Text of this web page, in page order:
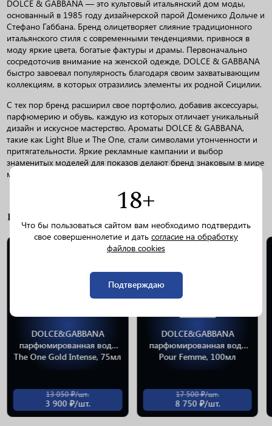
18+
Что бы пользоваться сайтом вам необходимо подтвердить
свое совершеннолетие и дать согласие на обработку
файлов cookies
Подтверждаю
DOLCE & GABBANA — это культовый итальянский дом моды,
основанный в 1985 году дизайнерской парой Доменико Дольче и
Стефано Габбана. Бренд олицетворяет слияние традиционного
итальянского стиля с современными тенденциями, привнося в
моду яркие цвета, богатые фактуры и драмы. Первоначально
сосредоточив внимание на женской одежде, DOLCE & GABBANA
быстро завоевал популярность благодаря своим захватывающим
коллекциям, в которых отразились элементы их родной Сицилии.
С тех пор бренд расширил свое портфолио, добавив аксессуары,
парфюмерию и обувь, каждую из которых отличает уникальный
дизайн и искусное мастерство. Ароматы DOLCE & GABBANA,
такие как Light Blue и The One, стали символами утонченности и
притягательности. Яркие рекламные кампании и выбор
знаменитых моделей для показов делают бренд знаковым в мире
моды, устанавливая новые стандарты элегантности и стиля.
ПОХОЖИЕ ТОВАРЫ
DOLCE&GABBANA
парфюмированная вода
The One Gold Intense, 75мл
13 050 ₽/шт.
3 900 ₽/шт.
DOLCE&GABBANA
парфюмированная вода
Pour Femme, 100мл
17 500 ₽/шт.
8 750 ₽/шт.